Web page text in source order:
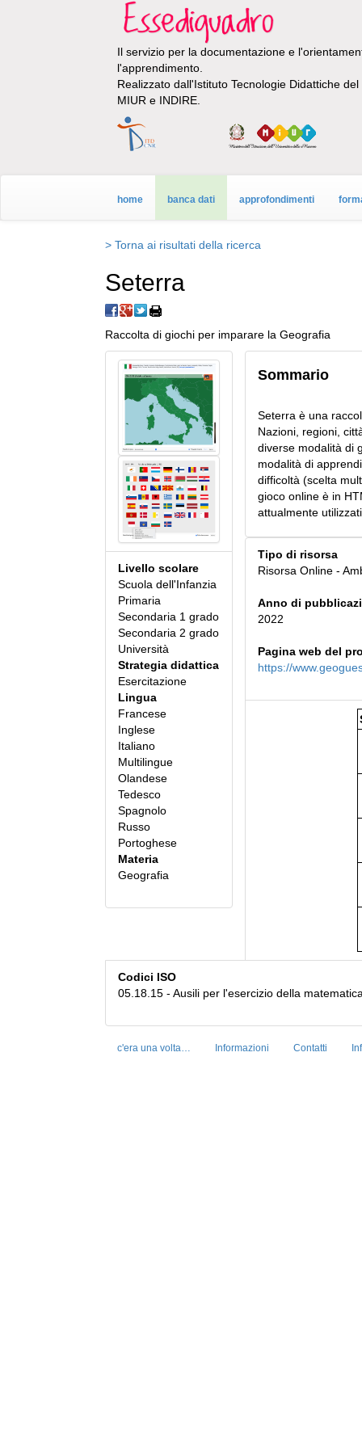
Il servizio per la documentazione e
l'apprendimento.
Realizzato dall'Istituto Tecnologie Didattiche
MIUR e INDIRE.
home banca dati approfondimenti
> Torna ai risultati della ricerca
Seterra
Raccolta di giochi per imparare la Geografia
Livello scolare
Scuola dell'Infanzia
Primaria
Secondaria 1 grado
Secondaria 2 grado
Università
Strategia didattica
Esercitazione
Lingua
Francese
Inglese
Italiano
Multilingue
Olandese
Tedesco
Spagnolo
Russo
Portoghese
Materia
Geografia
Sommario
Seterra è una
Nazioni, regioni,
diverse modalità di
modalità di
difficoltà (scelta
gioco online è in
attualmente
Tipo di risorsa
Risorsa Online -
Anno di
2022
Pagina web del
https://
Codici ISO
05.18.15 - Ausili per l'esercizio della
c'era una volta… Informazioni Contatti